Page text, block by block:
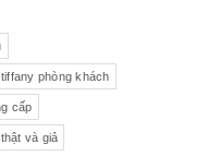
trà sứ Tiệp
phòng khách
cấp
và giả